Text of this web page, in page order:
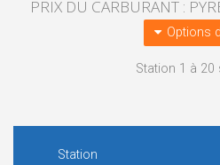
PRIX DU CARBURANT :
Options
Station 1 à 20
Station